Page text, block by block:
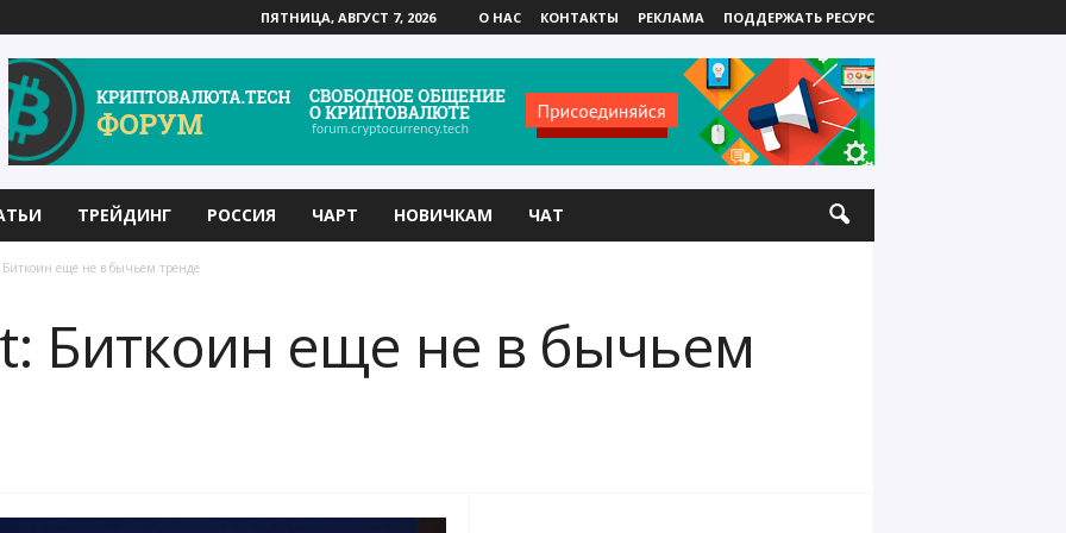
ПЯТНИЦА, АВГУСТ 7, 2026 О НАС КОНТАКТЫ РЕКЛАМА ПОДДЕРЖАТЬ РЕСУРС
ТРЕЙДИНГ РОССИЯ ЧАРТ НОВИЧКАМ ЧАТ
еще не в бычьем тренде
Биткоин еще не в бычьем